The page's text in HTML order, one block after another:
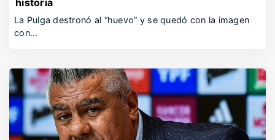
historia
La Pulga destronó al “huevo” y se quedó con la imagen
con…